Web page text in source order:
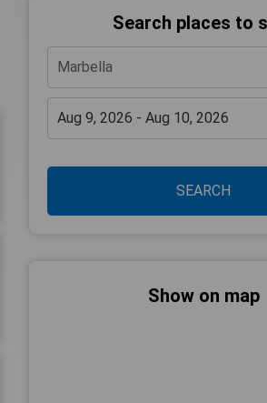
Search places to
SEARCH
Show on map